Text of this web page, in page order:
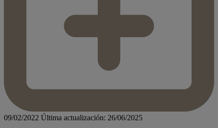
09/02/2022 Última actualización: 26/06/2025